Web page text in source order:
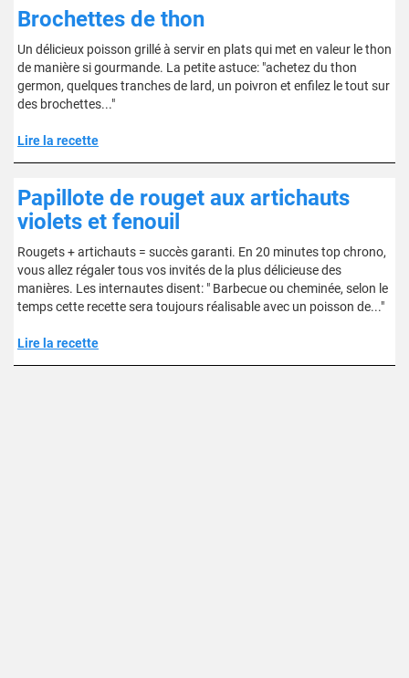
Brochettes de thon
Un délicieux poisson grillé à servir en plats qui met en valeur le thon
de manière si gourmande. La petite astuce: "achetez du thon
germon, quelques tranches de lard, un poivron et enfilez le tout sur
des brochettes..."
Lire la recette
Papillote de rouget aux artichauts
violets et fenouil
Rougets + artichauts = succès garanti. En 20 minutes top chrono,
vous allez régaler tous vos invités de la plus délicieuse des
manières. Les internautes disent: " Barbecue ou cheminée, selon le
temps cette recette sera toujours réalisable avec un poisson de..."
Lire la recette